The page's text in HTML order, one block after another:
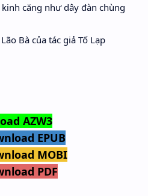
căng như dây đàn chùng
Bà của tác giả Tố Lạp
AZW3
EPUB
MOBI
PDF